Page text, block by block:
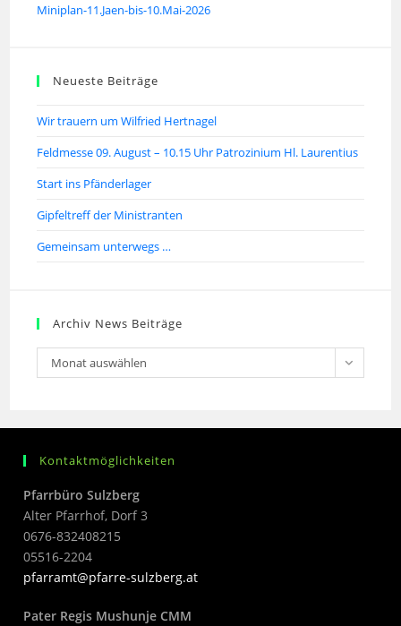
Miniplan-11.Jaen-bis-10.Mai-2026
Neueste Beiträge
Wir trauern um Wilfried Hertnagel
Feldmesse 09. August – 10.15 Uhr Patrozinium Hl. Laurentius
Start ins Pfänderlager
Gipfeltreff der Ministranten
Gemeinsam unterwegs …
Archiv News Beiträge
Monat auswählen
Kontaktmöglichkeiten
Pfarrbüro Sulzberg
Alter Pfarrhof, Dorf 3
0676-832408215
05516-2204
pfarramt@pfarre-sulzberg.at
Pater Regis Mushunje CMM